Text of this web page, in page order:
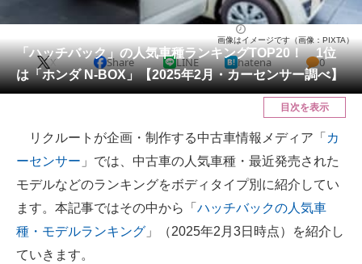
リサーチ
会員記事
メディア
ITの今と未来を見通す
スマホと通信の最新トレンド
進化するPCとデバイスの未来
好きが集まる 比べて選べる
「ハッチバック」の人気車種ランキングTOP20！ 1位
は「ホンダ N-BOX」【2025年2月・カーセンサー調べ】
画像はイメージです（画像：PIXTA）
X Share LINE hatena 0
目次を表示
リクルートが企画・制作する中古車情報メディア「 カ
ーセンサー 」では、中古車の人気車種・最近発売された
モデルなどのランキングをボディタイプ別に紹介してい
ます。本記事ではその中から「 ハッチバックの人気車
種・モデルランキング 」（2025年2月3日時点）を紹介し
ていきます。